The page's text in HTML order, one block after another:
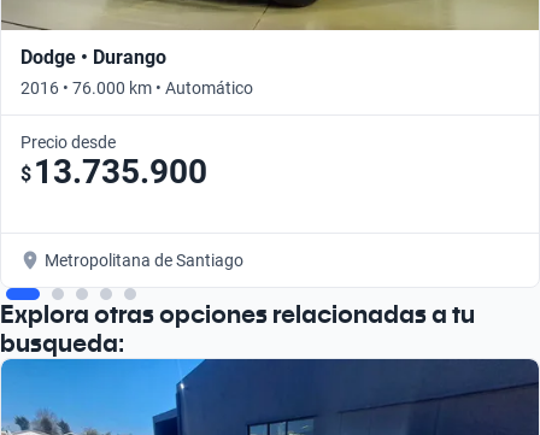
Dodge • Durango
2016 • 76.000 km • Automático
Precio desde
$ 13.735.900
Metropolitana de Santiago
Explora otras opciones relacionadas a tu
busqueda: